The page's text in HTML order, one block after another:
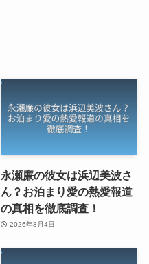
永瀬廉の彼女は浜辺美波さ
ん？お泊まり愛の熱愛報道
の真相を徹底調査！
2026年8月4日